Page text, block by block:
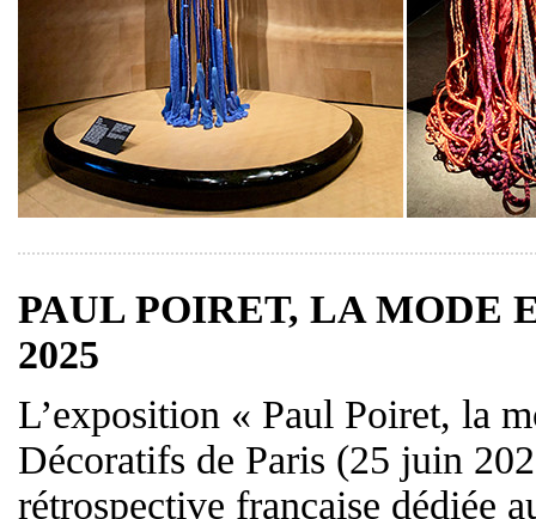
PAUL POIRET, LA MODE
2025
L’exposition « Paul Poiret, la
Décoratifs de Paris (25 juin
rétrospective française dédiée